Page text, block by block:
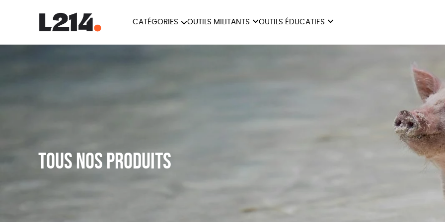
CATÉGORIES OUTILS MILITANTS OUTILS ÉDUCATIFS
Tous nos produits